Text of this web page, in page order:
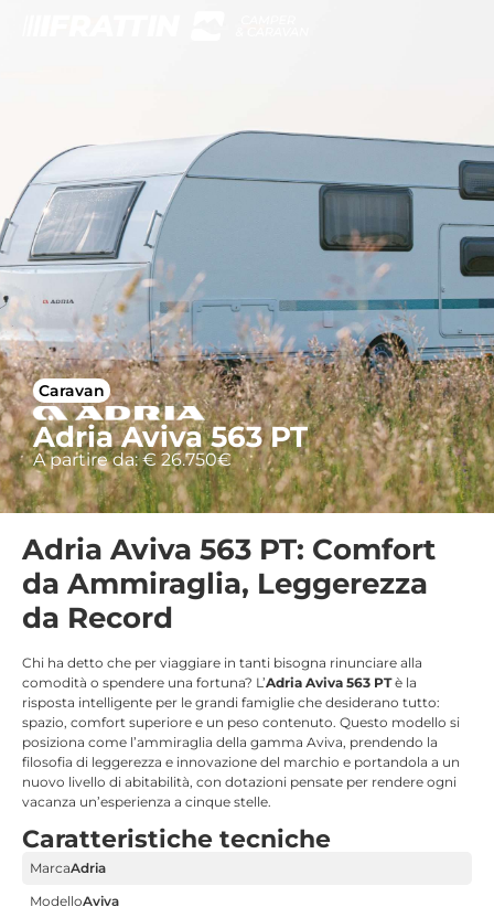
Caravan
Adria Aviva 563 PT
A partire da: € 26.750€
Adria Aviva 563 PT: Comfort
da Ammiraglia, Leggerezza
da Record
Chi ha detto che per viaggiare in tanti bisogna rinunciare alla
comodità o spendere una fortuna? L’Adria Aviva 563 PTè la
risposta intelligente per le grandi famiglie che desiderano tutto:
spazio, comfort superiore e un peso contenuto. Questo modello si
posiziona come l’ammiraglia della gamma Aviva, prendendo la
filosofia di leggerezza e innovazione del marchio e portandola a un
nuovo livello di abitabilità, con dotazioni pensate per rendere ogni
vacanza un’esperienza a cinque stelle.
Caratteristiche tecniche
MarcaAdria
ModelloAviva